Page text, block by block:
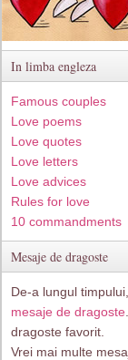
In limba engleza
Famous couples
Love poems
Love quotes
Love letters
Love advices
Rules for love
10 commandments
Mesaje de dragoste
De-a lungul
mesaje de dragoste
dragoste favorit.
Vrei mai multe